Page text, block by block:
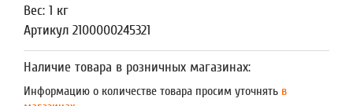
Вес: 1 кг
Артикул 2100000245321
Наличие товара в розничных магазинах:
Информацию о количестве товара просим уточнять в